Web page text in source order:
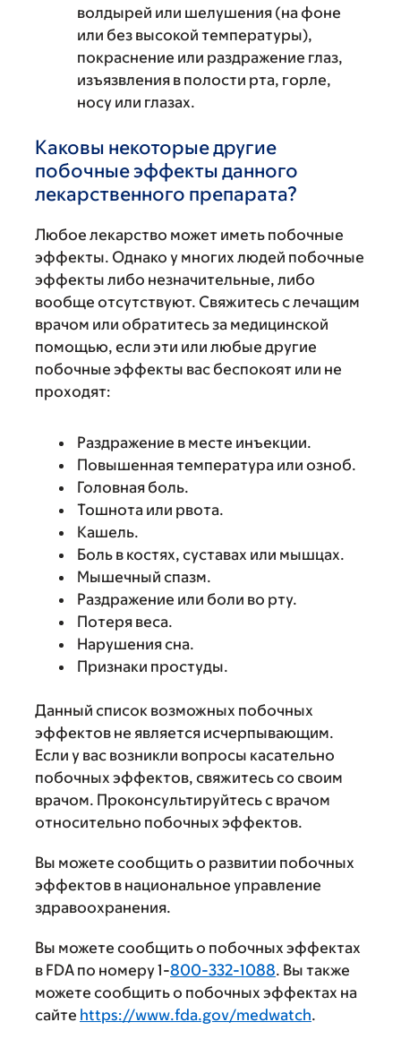
волдырей или шелушения (на фоне
или без высокой температуры),
покраснение или раздражение глаз,
изъязвления в полости рта, горле,
носу или глазах.
Каковы некоторые другие
побочные эффекты данного
лекарственного препарата?
Любое лекарство может иметь побочные
эффекты. Однако у многих людей побочные
эффекты либо незначительные, либо
вообще отсутствуют. Свяжитесь с лечащим
врачом или обратитесь за медицинской
помощью, если эти или любые другие
побочные эффекты вас беспокоят или не
проходят:
Раздражение в месте инъекции.
Повышенная температура или озноб.
Головная боль.
Тошнота или рвота.
Кашель.
Боль в костях, суставах или мышцах.
Мышечный спазм.
Раздражение или боли во рту.
Потеря веса.
Нарушения сна.
Признаки простуды.
Данный список возможных побочных
эффектов не является исчерпывающим.
Если у вас возникли вопросы касательно
побочных эффектов, свяжитесь со своим
врачом. Проконсультируйтесь с врачом
относительно побочных эффектов.
Вы можете сообщить о развитии побочных
эффектов в национальное управление
здравоохранения.
Вы можете сообщить о побочных эффектах
в FDA по номеру 1-800-332-1088. Вы также
можете сообщить о побочных эффектах на
сайте https://www.fda.gov/medwatch.